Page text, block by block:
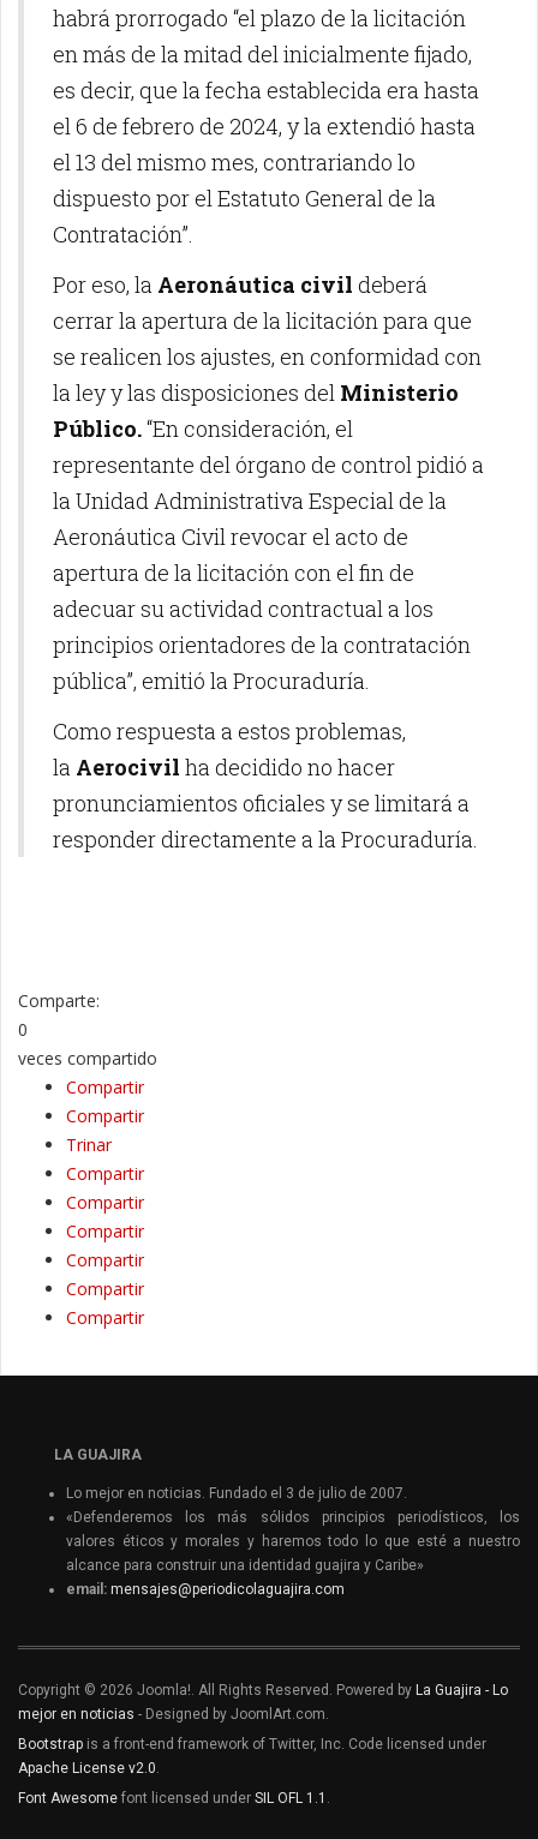
habrá prorrogado “el plazo de la licitación
en más de la mitad del inicialmente fijado,
es decir, que la fecha establecida era hasta
el 6 de febrero de 2024, y la extendió hasta
el 13 del mismo mes, contrariando lo
dispuesto por el Estatuto General de la
Contratación”.
Por eso, la Aeronáutica civil deberá
cerrar la apertura de la licitación para que
se realicen los ajustes, en conformidad con
la ley y las disposiciones del Ministerio
Público.“En consideración, el
representante del órgano de control pidió a
la Unidad Administrativa Especial de la
Aeronáutica Civil revocar el acto de
apertura de la licitación con el fin de
adecuar su actividad contractual a los
principios orientadores de la contratación
pública”, emitió la Procuraduría.
Como respuesta a estos problemas,
la Aerocivil ha decidido no hacer
pronunciamientos oficiales y se limitará a
responder directamente a la Procuraduría.
Comparte:
0
veces compartido
Compartir
Compartir
Trinar
Compartir
Compartir
Compartir
Compartir
Compartir
Compartir
LA GUAJIRA
Lo mejor en noticias. Fundado el 3 de julio de 2007.
«Defenderemos los más sólidos principios periodísticos, los
valores éticos y morales y haremos todo lo que esté a nuestro
alcance para construir una identidad guajira y Caribe»
email: mensajes@periodicolaguajira.com
Copyright © 2026 Joomla!. All Rights Reserved. Powered by La Guajira - Lo
mejor en noticias - Designed by JoomlArt.com.
Bootstrap is a front-end framework of Twitter, Inc. Code licensed under
Apache License v2.0
Font Awesome font licensed under SIL OFL 1.1